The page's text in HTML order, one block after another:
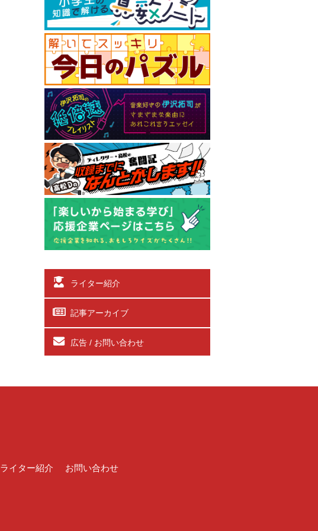
ライター紹介
記事アーカイブ
広告 / お問い合わせ
ライター紹介 お問い合わせ